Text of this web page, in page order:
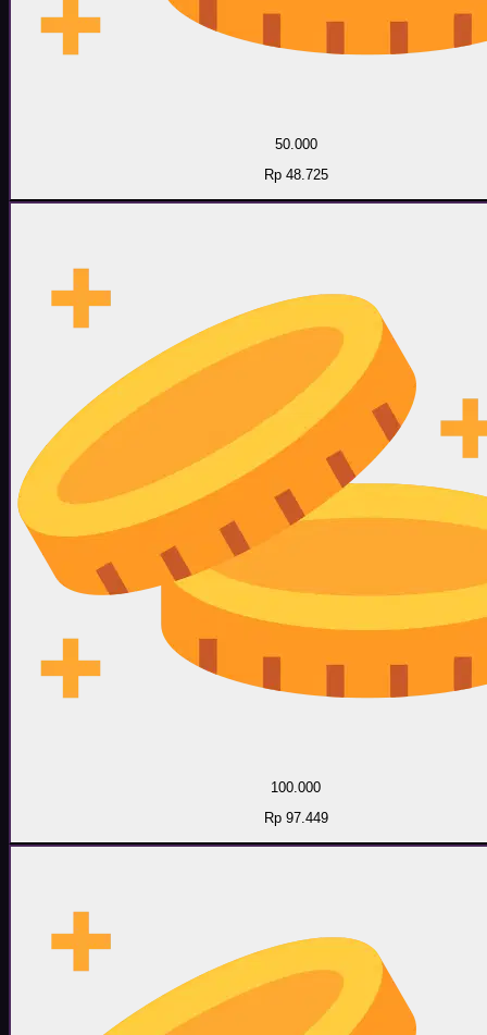
50.000
Rp 48.725
100.000
Rp 97.449